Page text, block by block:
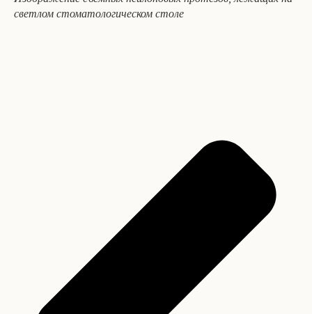
светлом стоматологическом столе